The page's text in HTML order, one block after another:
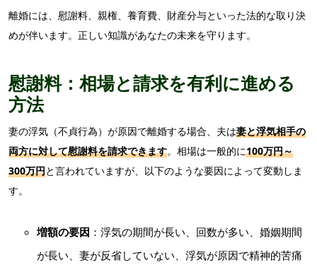
離婚には、慰謝料、親権、養育費、財産分与といった法的な取り決
めが伴います。正しい知識があなたの未来を守ります。
慰謝料：相場と請求を有利に進める
方法
妻の浮気（不貞行為）が原因で離婚する場合、夫は妻と浮気相手の
両方に対して慰謝料を請求できます。相場は一般的に100万円～
300万円と言われていますが、以下のような要因によって変動しま
す。
増額の要因 ：浮気の期間が長い、回数が多い、婚姻期間
が長い、妻が反省していない、浮気が原因で精神的苦痛